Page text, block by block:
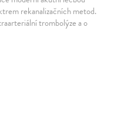
rekanalizačních metod.
trombolýze a o